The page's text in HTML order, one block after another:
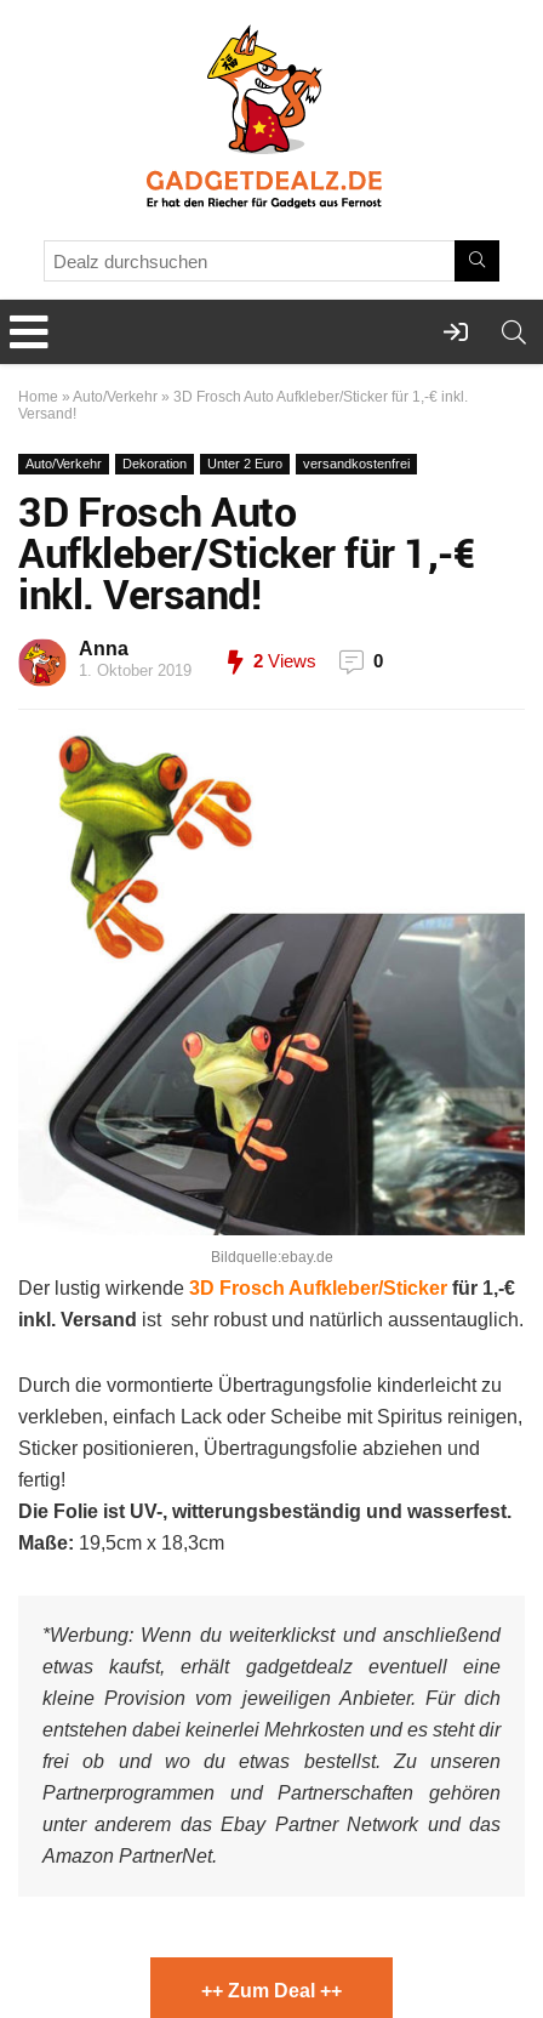
Home » Auto/Verkehr » 3D Frosch Auto Aufkleber/Sticker für 1,-€ inkl.
Versand!
Auto/Verkehr Dekoration Unter 2 Euro versandkostenfrei
3D Frosch Auto
Aufkleber/Sticker für 1,-€
inkl. Versand!
Anna
1. Oktober 2019 2 Views 0
Bildquelle:ebay.de
Der lustig wirkende 3D Frosch Aufkleber/Sticker für 1,-€
inkl. Versand ist sehr robust und natürlich aussentauglich.
Durch die vormontierte Übertragungsfolie kinderleicht zu
verkleben, einfach Lack oder Scheibe mit Spiritus reinigen,
Sticker positionieren, Übertragungsfolie abziehen und
fertig!
Die Folie ist UV-, witterungsbeständig und wasserfest.
Maße: 19,5cm x 18,3cm
*Werbung: Wenn du weiterklickst und anschließend
etwas kaufst, erhält gadgetdealz eventuell eine
kleine Provision vom jeweiligen Anbieter. Für dich
entstehen dabei keinerlei Mehrkosten und es steht dir
frei ob und wo du etwas bestellst. Zu unseren
Partnerprogrammen und Partnerschaften gehören
unter anderem das Ebay Partner Network und das
Amazon PartnerNet.
++ Zum Deal ++